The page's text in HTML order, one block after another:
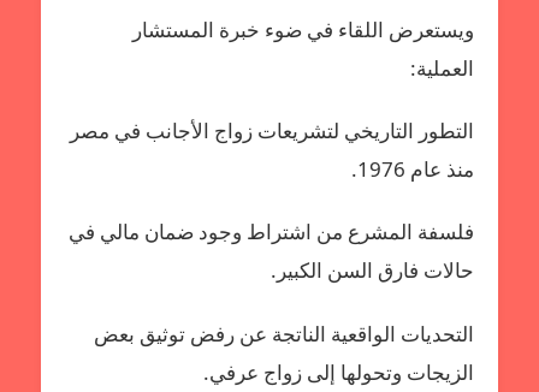
ويستعرض اللقاء في ضوء خبرة المستشار
العملية:
التطور التاريخي لتشريعات زواج الأجانب في مصر
منذ عام 1976.
فلسفة المشرع من اشتراط وجود ضمان مالي في
حالات فارق السن الكبير.
التحديات الواقعية الناتجة عن رفض توثيق بعض
الزيجات وتحولها إلى زواج عرفي.